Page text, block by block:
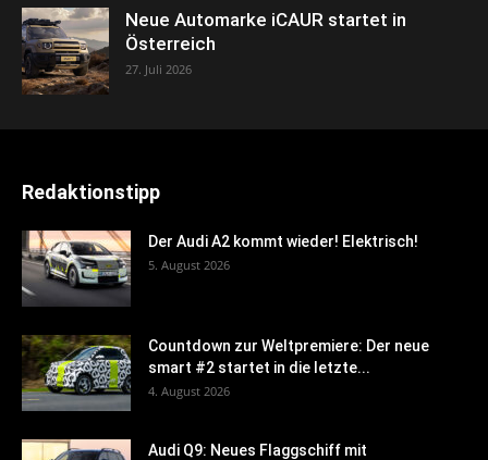
Neue Automarke iCAUR startet in
Österreich
27. Juli 2026
Redaktionstipp
Der Audi A2 kommt wieder! Elektrisch!
5. August 2026
Countdown zur Weltpremiere: Der neue
smart #2 startet in die letzte...
4. August 2026
Audi Q9: Neues Flaggschiff mit